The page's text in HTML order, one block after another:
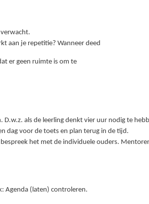
aan je repetitie? Wanneer deed
er geen ruimte is om te
D.w.z. als de leerling denkt vier uur nodig te
dag voor de toets en plan terug in de tijd.
het met de individuele ouders.
Agenda (laten) controleren.